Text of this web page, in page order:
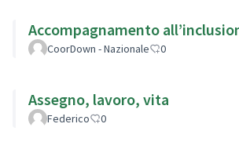
Accompagnamento
CoorDown - Nazionale 0
Assegno, lavoro, vita
Federico 0